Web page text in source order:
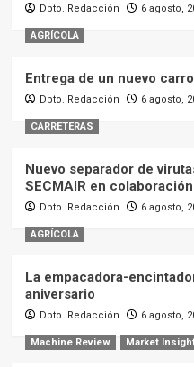
Dpto. Redacción 6 agosto,
AGRÍCOLA
Entrega de un nuevo
Dpto. Redacción 6 agosto,
CARRETERAS
Nuevo separador de
SECMAIR en
Dpto. Redacción 6 agosto,
AGRÍCOLA
La empacadora-
aniversario
Dpto. Redacción 6 agosto,
Machine Review Market